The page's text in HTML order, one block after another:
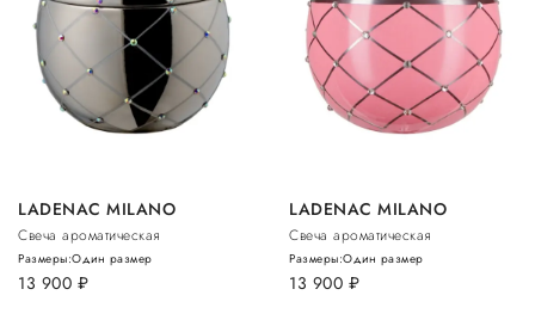
LADENAC MILANO
Свеча ароматическая
13 900 руб.
Размеры:Один размер
LADENAC MILANO
Свеча ароматическая
13 900 руб.
Размеры:Один размер